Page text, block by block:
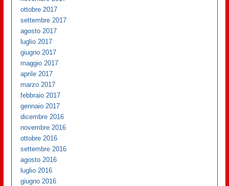
ottobre 2017
settembre 2017
agosto 2017
luglio 2017
giugno 2017
maggio 2017
aprile 2017
marzo 2017
febbraio 2017
gennaio 2017
dicembre 2016
novembre 2016
ottobre 2016
settembre 2016
agosto 2016
luglio 2016
giugno 2016